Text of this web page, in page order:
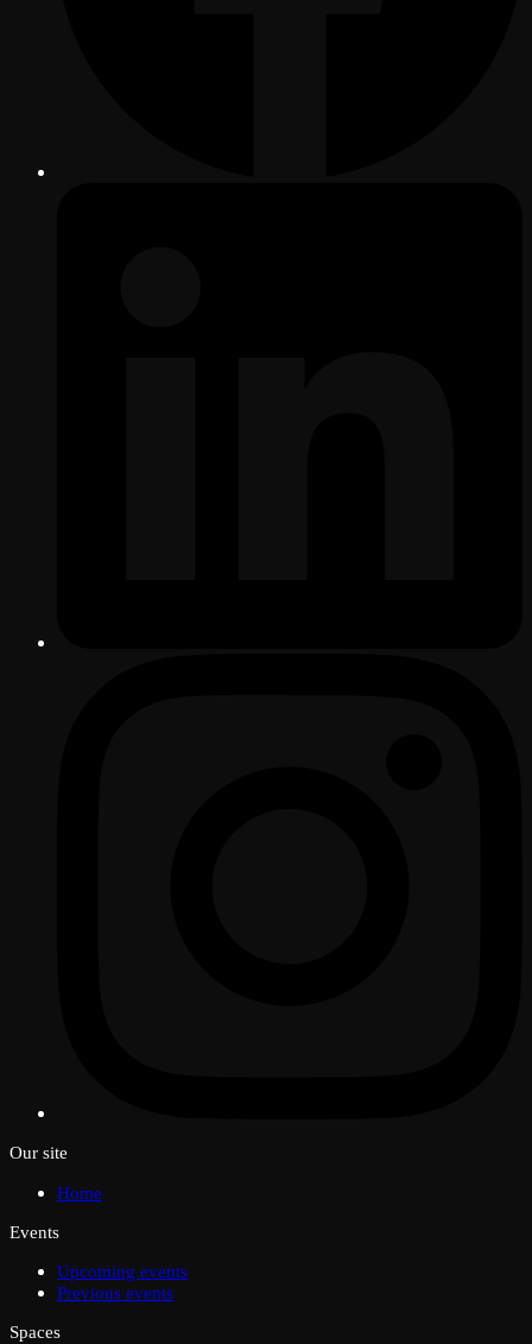
Our site
Home
Events
Upcoming events
Previous events
Spaces